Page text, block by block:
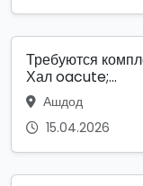
Требуются
Хал oacute;...
Ашдод
15.04.2026